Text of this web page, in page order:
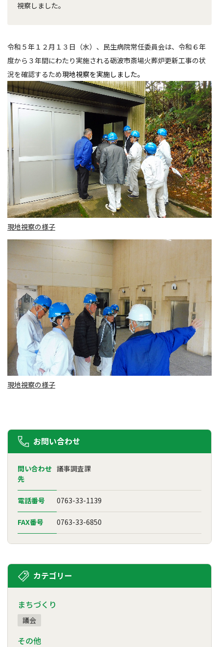
視察しました。
令和５年１２月１３日（水）、民生病院常任委員会は、令和６年
度から３年間にわたり実施される砺波市斎場火葬炉更新工事の状
況を確認するため現地視察を実施しました。
現地視察の様子
現地視察の様子
お問い合わせ
問い合わせ
先
議事調査課
電話番号 0763-33-1139
FAX番号 0763-33-6850
カテゴリー
まちづくり
議会
その他